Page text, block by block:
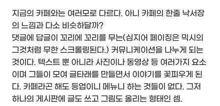
지금의 카페와는 여러모로 다르다. 아니 카페의 한줄 낙서장
의 느낌과 다소 비슷하달까?
댓글에 답글이 꼬리에 꼬리를 무는(심지어 페이징은 믹시의
그것처럼 무한 스크롤링된다.) 커뮤니케이션을 나누게 되는
것이다. 텍스트 뿐 아니라 사진이나 동영상 등 여러가지 요소
이며 그들이 모여 글타래를 만들면서 이야기를 꽃피우게 된
다. 카페라곤 해도 등업이니 메뉴니 하는 것들이 없다. 그저
하나의 게시판에 글도 쓰고 그림도 올리는 형태인 셈.